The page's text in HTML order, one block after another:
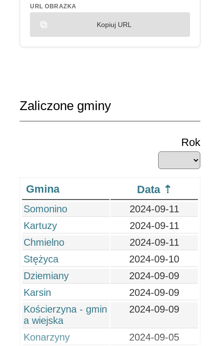
URL OBRAZKA
Kopiuj URL
Zaliczone gminy
Rok
Gmina Data
Somonino
2024-09-11
Kartuzy
2024-09-11
Chmielno
2024-09-11
Stężyca
2024-09-10
Dziemiany
2024-09-09
Karsin
2024-09-09
Kościerzyna - gmin
a wiejska
2024-09-09
Konarzyny 2024-09-05